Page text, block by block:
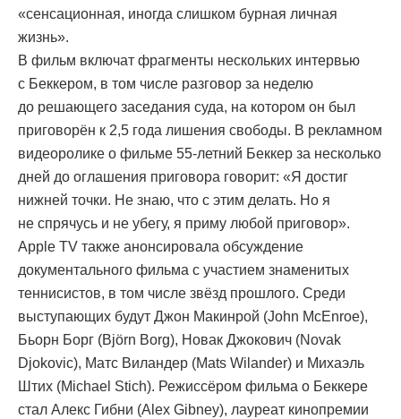
«сенсационная, иногда слишком бурная личная
жизнь».
В фильм включат фрагменты нескольких интервью
с Беккером, в том числе разговор за неделю
до решающего заседания суда, на котором он был
приговорён к 2,5 года лишения свободы. В рекламном
видеоролике о фильме 55-летний Беккер за несколько
дней до оглашения приговора говорит: «Я достиг
нижней точки. Не знаю, что с этим делать. Но я
не спрячусь и не убегу, я приму любой приговор».
Apple TV также анонсировала обсуждение
документального фильма с участием знаменитых
теннисистов, в том числе звёзд прошлого. Среди
выступающих будут Джон Макинрой (John McEnroe),
Бьорн Борг (Björn Borg), Новак Джокович (Novak
Djokovic), Матс Виландер (Mats Wilander) и Михаэль
Штих (Michael Stich). Режиссёром фильма о Беккере
стал Алекс Гибни (Alex Gibney), лауреат кинопремии